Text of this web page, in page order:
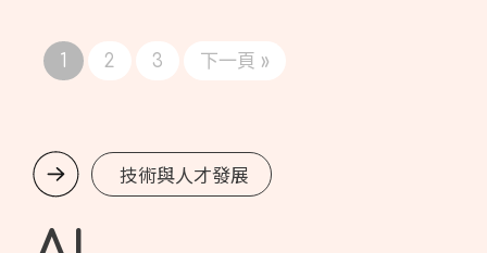
1 2 3 下一頁 »
技術與人才發展